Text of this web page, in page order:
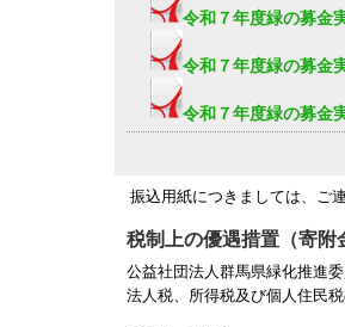
令和７年度緑の募金
令和７年度緑の募金
令和７年度緑の募金
振込用紙につきましては、ご
税制上の優遇措置（寄附
公益社団法人群馬県緑化推進
法人税、所得税及び個人住民